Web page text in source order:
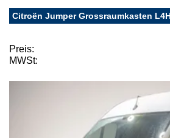
Citroën Jumper Grossraumkasten
Preis:
MWSt: